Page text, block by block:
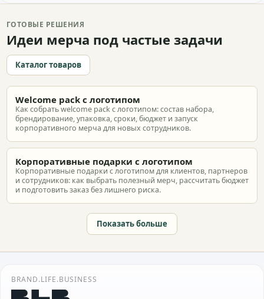
ГОТОВЫЕ РЕШЕНИЯ
Идеи мерча под частые задачи
Каталог товаров
Welcome pack с логотипом
Как собрать welcome pack с логотипом: состав набора,
брендирование, упаковка, сроки, бюджет и запуск
корпоративного мерча для новых сотрудников.
Корпоративные подарки с логотипом
Корпоративные подарки с логотипом для клиентов, партнеров
и сотрудников: как выбрать полезный мерч, рассчитать бюджет
и подготовить заказ без лишнего риска.
Показать больше
BRAND.LIFE.BUSINESS